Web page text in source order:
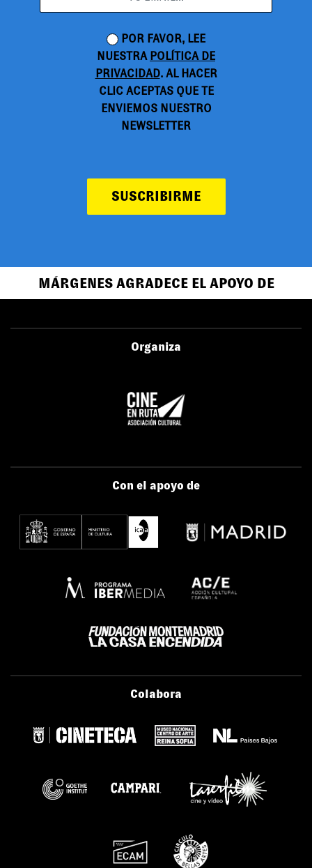
POR FAVOR, LEE
NUESTRA POLÍTICA DE
PRIVACIDAD. AL HACER
CLIC ACEPTAS QUE TE
ENVIEMOS NUESTRO
NEWSLETTER
SUSCRIBIRME
MÁRGENES AGRADECE EL APOYO DE
Organiza
Con el apoyo de
Colabora